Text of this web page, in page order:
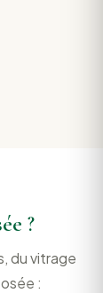
?
du vitrage
: